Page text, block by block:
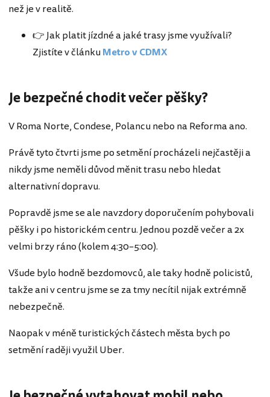
než je v realitě.
👉 Jak platit jízdné a jaké trasy jsme využívali?
Zjistíte v článkuMetro v CDMX
Je bezpečné chodit večer pěšky?
V Roma Norte, Condese, Polancu nebo na Reforma ano.
Právě tyto čtvrti jsme po setmění procházeli nejčastěji a
nikdy jsme neměli důvod měnit trasu nebo hledat
alternativní dopravu.
Popravdě jsme se ale navzdory doporučením pohybovali
pěšky i po historickém centru. Jednou pozdě večer a 2x
velmi brzy ráno (kolem 4:30–5:00).
Všude bylo hodně bezdomovců, ale taky hodně policistů,
takže ani v centru jsme se za tmy necítil nijak extrémně
nebezpečně.
Naopak v méně turistických částech města bych po
setmění raději využil Uber.